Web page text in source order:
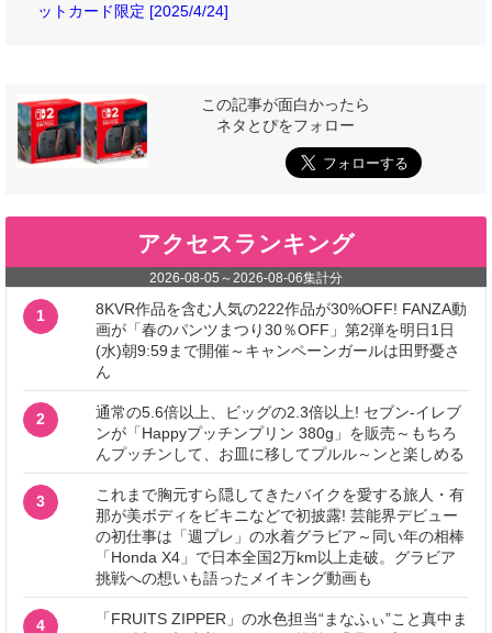
ットカード限定 [2025/4/24]
この記事が面白かったら
ネタとぴをフォロー
アクセスランキング
2026-08-05 ～2026-08-06集計分
1
8KVR作品を含む人気の222作品が30%OFF! FANZA動
画が「春のパンツまつり30％OFF」第2弾を明日1日
(水)朝9:59まで開催～キャンペーンガールは田野憂さ
ん
2
通常の5.6倍以上、ビッグの2.3倍以上! セブン‐イレブ
ンが「Happyプッチンプリン 380g」を販売～もちろ
んプッチンして、お皿に移してプルル～ンと楽しめる
3
これまで胸元すら隠してきたバイクを愛する旅人・有
那が美ボディをビキニなどで初披露! 芸能界デビュー
の初仕事は「週プレ」の水着グラビア～同い年の相棒
「Honda X4」で日本全国2万km以上走破。グラビア
挑戦への想いも語ったメイキング動画も
4
「FRUITS ZIPPER」の水色担当“まなふぃ”こと真中ま